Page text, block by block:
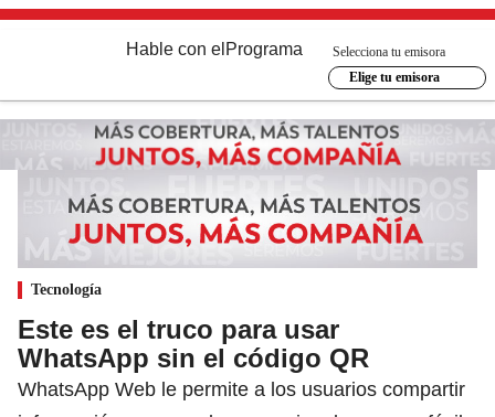
Hable con el Programa
Selecciona tu emisora
Elige tu emisora
Tecnología
Este es el truco para usar
WhatsApp sin el código QR
WhatsApp Web le permite a los usuarios compartir